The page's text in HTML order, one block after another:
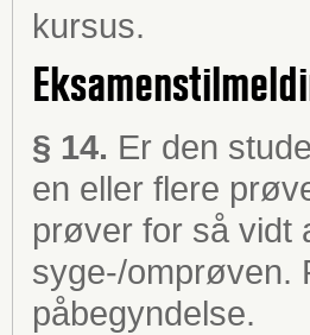
kursus.
§ 14. Er den
en eller flere
prøver for så vidt
syge-/omprøven.
påbegyndelse.